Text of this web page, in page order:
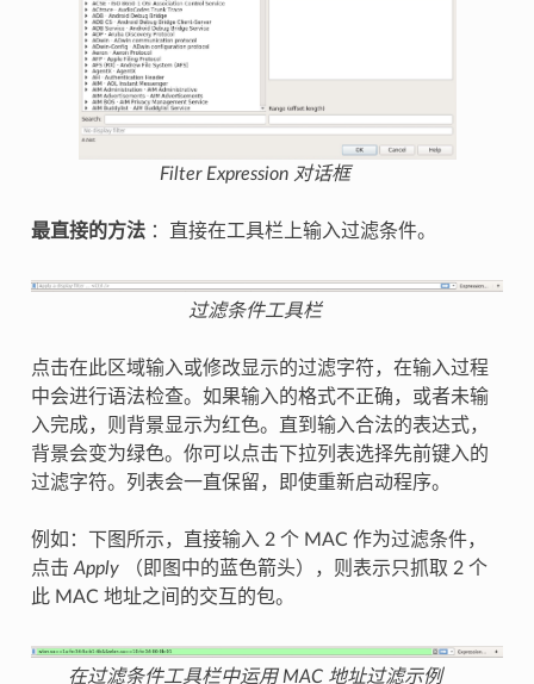
Filter Expression 对话框
最直接的方法：直接在工具栏上输入过滤条件。
过滤条件工具栏
点击在此区域输入或修改显示的过滤字符，在输入过程
中会进行语法检查。如果输入的格式不正确，或者未输
入完成，则背景显示为红色。直到输入合法的表达式，
背景会变为绿色。你可以点击下拉列表选择先前键入的
过滤字符。列表会一直保留，即使重新启动程序。
例如：下图所示，直接输入 2 个 MAC 作为过滤条件，
点击 Apply（即图中的蓝色箭头），则表示只抓取 2 个
此 MAC 地址之间的交互的包。
在过滤条件工具栏中运用 MAC 地址过滤示例